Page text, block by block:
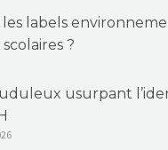
labels
?
usurpant